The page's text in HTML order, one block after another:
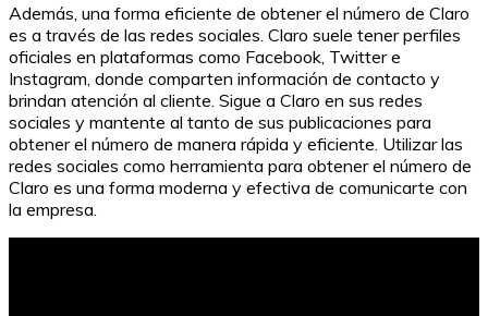
Además, una forma eficiente de obtener el número de Claro
es a través de las redes sociales. Claro suele tener perfiles
oficiales en plataformas como Facebook, Twitter e
Instagram, donde comparten información de contacto y
brindan atención al cliente. Sigue a Claro en sus redes
sociales y mantente al tanto de sus publicaciones para
obtener el número de manera rápida y eficiente. Utilizar las
redes sociales como herramienta para obtener el número de
Claro es una forma moderna y efectiva de comunicarte con
la empresa.